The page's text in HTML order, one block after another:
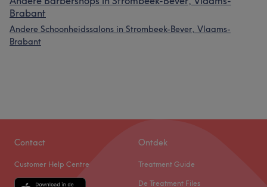
Brabant
Andere Schoonheidssalons in Strombeek-Bever, Vlaams-
Brabant
Contact
Customer Help Centre
Ontdek
Treatment Guide
De Treatment Files